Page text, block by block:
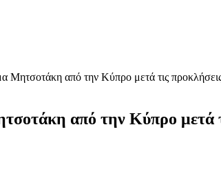
Μητσοτάκη από την Κύπρο μετά τις
από την Κύπρο μετά